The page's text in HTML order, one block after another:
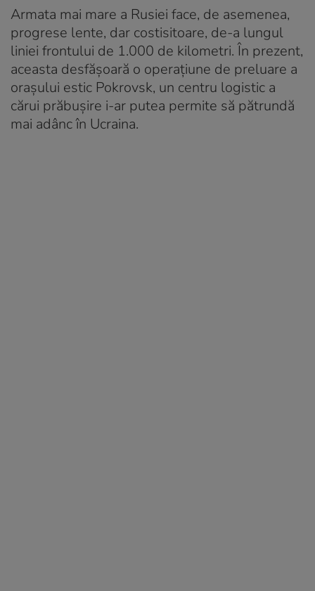
Armata mai mare a Rusiei face, de asemenea,
progrese lente, dar costisitoare, de-a lungul
liniei frontului de 1.000 de kilometri. În prezent,
aceasta desfășoară o operațiune de preluare a
orașului estic Pokrovsk, un centru logistic a
cărui prăbușire i-ar putea permite să pătrundă
mai adânc în Ucraina.